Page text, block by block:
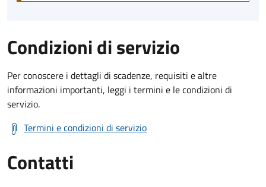
Condizioni di servizio
Per conoscere i dettagli di scadenze, requisiti e altre
informazioni importanti, leggi i termini e le condizioni di
servizio.
Termini e condizioni di servizio
Contatti